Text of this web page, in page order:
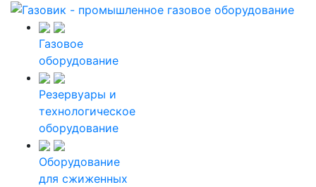
Газовое
оборудование
Резервуары и
технологическое
оборудование
Оборудование
для сжиженных